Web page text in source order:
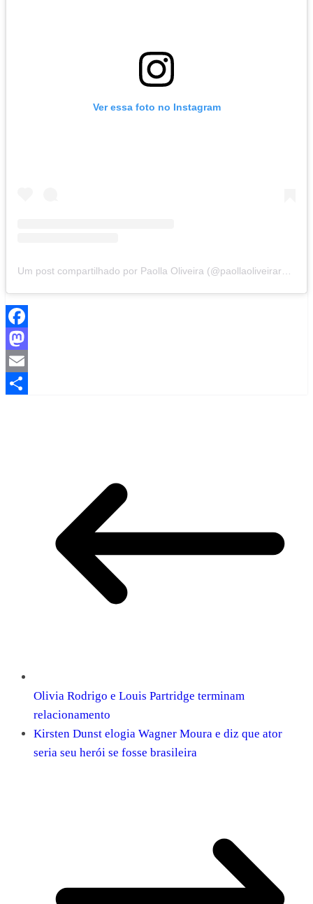
Ver essa foto no Instagram
Facebook
Mastodon
Email
Olivia Rodrigo e Louis Partridge terminam
relacionamento
Kirsten Dunst elogia Wagner Moura e diz que ator
seria seu herói se fosse brasileira